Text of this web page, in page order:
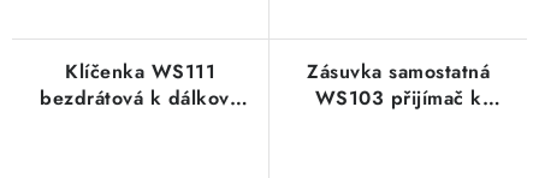
Klíčenka WS111
bezdrátová k dálkově
Zásuvka samostatná
WS103 přijímač k